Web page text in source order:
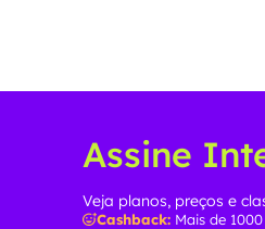
Assine
Veja planos, preços e
Cashback: Mais de